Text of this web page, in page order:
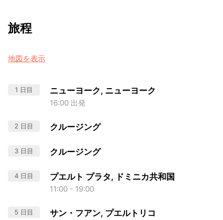
旅程
地図を表示
1 日目 ニューヨーク, ニューヨーク
16:00 出発
2 日目 クルージング
3 日目 クルージング
4 日目 プエルト プラタ, ドミニカ共和国
11:00 - 19:00
5 日目 サン・フアン, プエルトリコ